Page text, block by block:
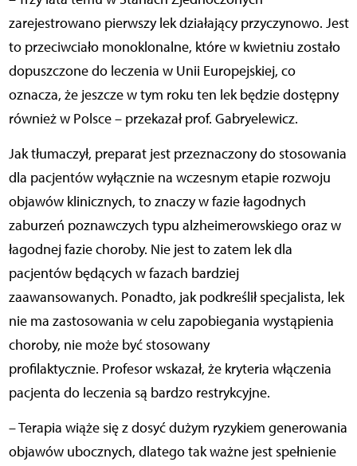
zarejestrowano pierwszy lek działający przyczynowo. Jest
to przeciwciało monoklonalne, które w kwietniu zostało
dopuszczone do leczenia w Unii Europejskiej, co
oznacza, że jeszcze w tym roku ten lek będzie dostępny
również w Polsce – przekazał prof. Gabryelewicz.
Jak tłumaczył, preparat jest przeznaczony do stosowania
dla pacjentów wyłącznie na wczesnym etapie rozwoju
objawów klinicznych, to znaczy w fazie łagodnych
zaburzeń poznawczych typu alzheimerowskiego oraz w
łagodnej fazie choroby. Nie jest to zatem lek dla
pacjentów będących w fazach bardziej
zaawansowanych. Ponadto, jak podkreślił specjalista, lek
nie ma zastosowania w celu zapobiegania wystąpienia
choroby, nie może być stosowany
profilaktycznie. Profesor wskazał, że kryteria włączenia
pacjenta do leczenia są bardzo restrykcyjne.
– Terapia wiąże się z dosyć dużym ryzykiem generowania
objawów ubocznych, dlatego tak ważne jest spełnienie